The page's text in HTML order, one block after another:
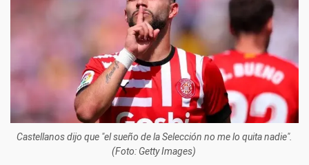
Castellanos dijo que "el sueño de la Selección no me lo quita nadie".
(Foto: Getty Images)